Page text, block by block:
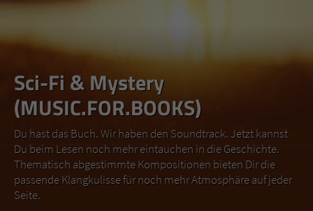
Sci-Fi & Mystery
(MUSIC.FOR.BOOKS)
Du hast das Buch. Wir haben den Soundtrack. Jetzt kannst
Du beim Lesen noch mehr eintauchen in die Geschichte.
Thematisch abgestimmte Kompositionen bieten Dir die
passende Klangkulisse für noch mehr Atmosphäre auf jeder
Seite.